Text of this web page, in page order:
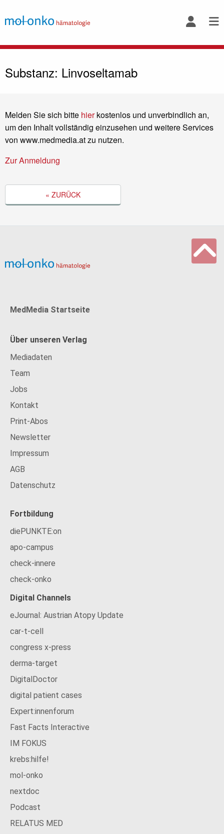
Substanz: Linvoseltamab
Melden Sie sich bitte hierkostenlos und unverbindlich an,
um den Inhalt vollständig einzusehen und weitere Services
von www.medmedia.at zu nutzen.
Zur Anmeldung
« ZURÜCK
MedMedia Startseite
Über unseren Verlag
Mediadaten
Team
Jobs
Kontakt
Print-Abos
Newsletter
Impressum
AGB
Datenschutz
Fortbildung
diePUNKTE:on
apo-campus
check-innere
check-onko
Digital Channels
eJournal: Austrian Atopy Update
car-t-cell
congress x-press
derma-target
DigitalDoctor
digital patient cases
Expert:innenforum
Fast Facts Interactive
IM FOKUS
krebs:hilfe!
mol-onko
nextdoc
Podcast
RELATUS MED